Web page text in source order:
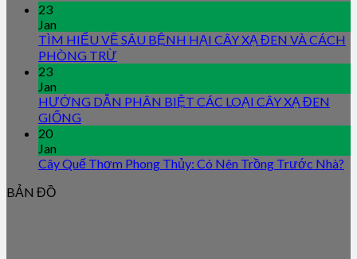
23
Jan
TÌM HIỂU VỀ SÂU BỆNH HẠI CÂY XẠ ĐEN VÀ CÁCH
PHÒNG TRỪ
23
Jan
HƯỚNG DẪN PHÂN BIỆT CÁC LOẠI CÂY XẠ ĐEN
GIỐNG
20
Jan
Cây Quế Thơm Phong Thủy: Có Nên Trồng Trước Nhà?
BẢN ĐỒ